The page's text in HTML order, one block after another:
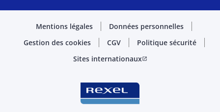
Mentions légales
Données personnelles
Gestion des cookies
CGV
Politique sécurité
Sites internationauxopen_in_new